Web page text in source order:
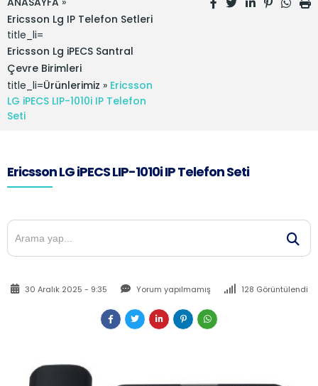
Ericsson Lg IP Telefon Setleri
title_li=
Ericsson Lg iPECS Santral
Çevre Birimleri
title_li=Ürünlerimiz » Ericsson
LG iPECS LIP-1010i IP Telefon
Seti
Ericsson LG iPECS LIP-1010i IP Telefon Seti
30 Aralık 2025 - 9:35 Yorum yapılmamış 128 Görüntülendi